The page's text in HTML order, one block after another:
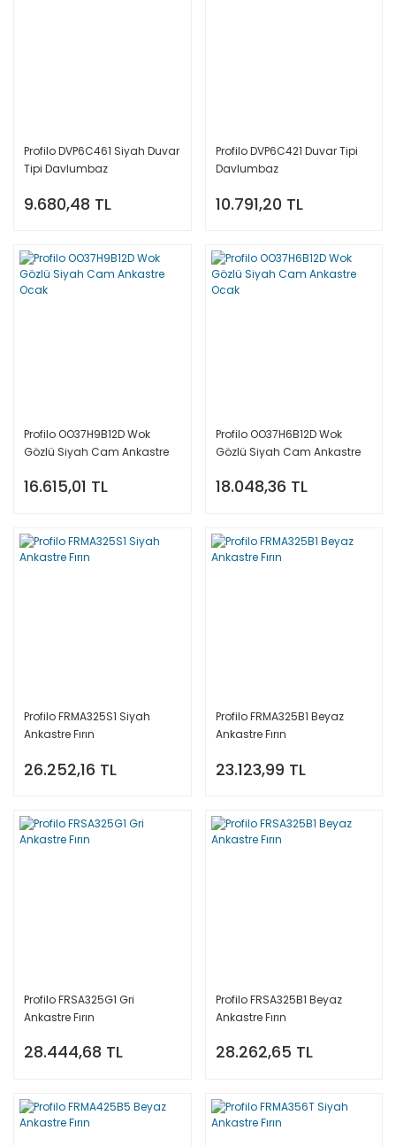
Profilo DVP6C461 Siyah Duvar
Tipi Davlumbaz
9.680,48 TL
Profilo DVP6C421 Duvar Tipi
Davlumbaz
10.791,20 TL
Profilo OO37H9B12D Wok
Gözlü Siyah Cam Ankastre
16.615,01 TL
Profilo OO37H6B12D Wok
Gözlü Siyah Cam Ankastre
18.048,36 TL
Profilo FRMA325S1 Siyah
Ankastre Fırın
26.252,16 TL
Profilo FRMA325B1 Beyaz
Ankastre Fırın
23.123,99 TL
Profilo FRSA325G1 Gri
Ankastre Fırın
28.444,68 TL
Profilo FRSA325B1 Beyaz
Ankastre Fırın
28.262,65 TL